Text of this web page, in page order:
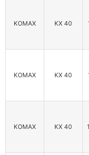
KOMAX KX 40
KOMAX KX 40
KOMAX KX 40